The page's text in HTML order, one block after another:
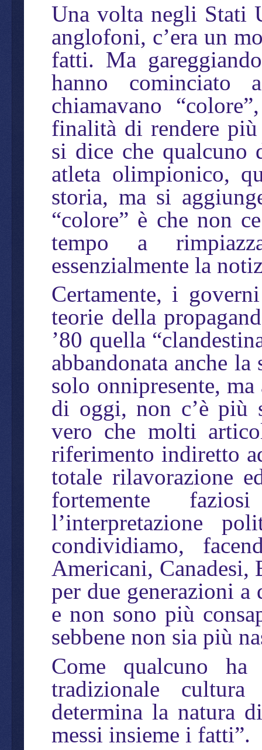
Una volta negli Stati
anglofoni, c’era un
fatti. Ma
hanno cominciato
chiamavano
finalità di rendere più
si dice che
atleta olimpionico,
storia, ma si
“colore” è che non
tempo a
essenzialmente la
Certamente, i
teorie della
’80 quella
abbandonata anche
solo onnipresente,
di oggi, non c’è più
vero che molti
riferimento indiretto
totale rilavorazione
fortemente
l’interpretazione
condividiamo,
Americani, Canadesi,
per due generazioni
e non sono più
sebbene non sia più
Come qualcuno
tradizionale
determina la natura
messi insieme i fatti”.